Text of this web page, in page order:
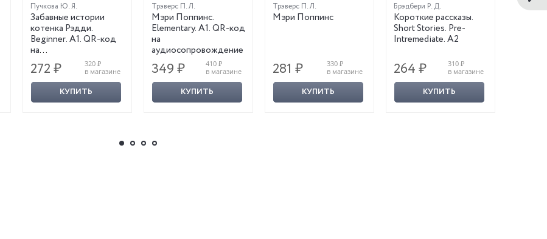
Пучкова Ю. Я.
Забавные истории
котенка Рэдди.
Beginner. A1. QR-код
на
аудиосопровождение
272 ₽
320 ₽
в магазине
КУПИТЬ
Трэверс П. Л.
Мэри Поппинс.
Elementary. А1. QR-код
на
аудиосопровождение
349 ₽
410 ₽
в магазине
КУПИТЬ
Трэверс П. Л.
Мэри Поппинс
281 ₽
330 ₽
в магазине
КУПИТЬ
Брэдбери Р. Д.
Короткие рассказы.
Short Stories. Pre-
Intremediate. А2
264 ₽
310 ₽
в магазине
КУПИТЬ